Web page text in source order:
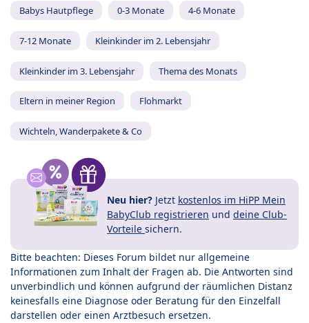
Babys Hautpflege 0-3 Monate 4-6 Monate
7-12 Monate Kleinkinder im 2. Lebensjahr
Kleinkinder im 3. Lebensjahr Thema des Monats
Eltern in meiner Region Flohmarkt
Wichteln, Wanderpakete & Co
Neu hier? Jetzt kostenlos im HiPP Mein
BabyClub registrieren und deine Club-
Vorteile sichern.
Bitte beachten: Dieses Forum bildet nur allgemeine
Informationen zum Inhalt der Fragen ab. Die Antworten sind
unverbindlich und können aufgrund der räumlichen Distanz
keinesfalls eine Diagnose oder Beratung für den Einzelfall
darstellen oder einen Arztbesuch ersetzen.